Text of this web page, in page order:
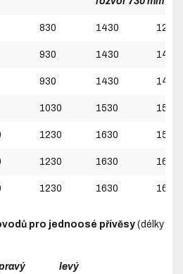
830 1430 1230
930 1430 1430
930 1430 1430
1030 1530 1530
1230 1630 1530
1230 1630 1630
1230 1630 1630
pro jednoosé přívěsy(délky
levý